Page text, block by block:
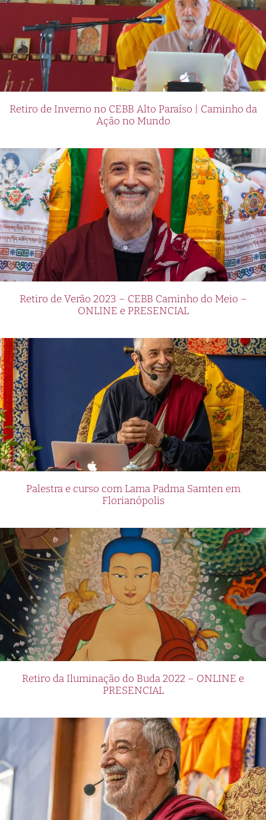
Retiro de Inverno no CEBB Alto Paraíso | Caminho da
Ação no Mundo
Retiro de Verão 2023 – CEBB Caminho do Meio –
ONLINE e PRESENCIAL
Palestra e curso com Lama Padma Samten em
Florianópolis
Retiro da Iluminação do Buda 2022 – ONLINE e
PRESENCIAL